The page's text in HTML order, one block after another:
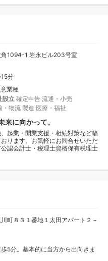
角1094-1 岩永ビル203号室
分
業種
設立 確定申告 流通・小売
・物流 製造 医療・福祉
に向かって。
起業・開業支援・相続対策など幅
ります。お気軽にお問合せいただ
認会計士・税理士資格保有税理士
町８３１番地１太田アパート２－
5分。基本的に当方から出向きま